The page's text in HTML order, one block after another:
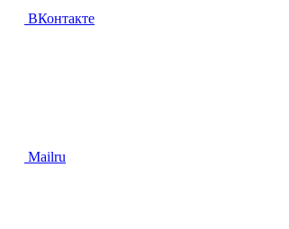
ВКонтакте
Mailru